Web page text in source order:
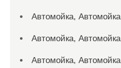
Автомойка, Автомойка
Автомойка, Автомойка
Автомойка, Автомойка